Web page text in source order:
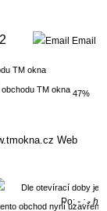
Email
47%
Web
Po:- : - h